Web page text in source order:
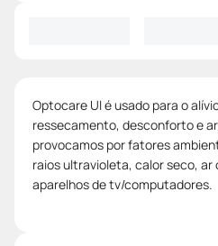
Optocare Ul é usado para o
ressecamento, desconforto e
provocamos por fatores
raios ultravioleta, calor seco, ar
aparelhos de tv/computadores.